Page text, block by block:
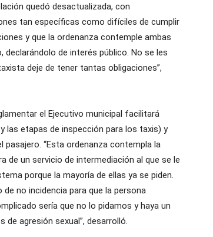
quedó desactualizada, con
tan específicas como difíciles de cumplir
y que la ordenanza contemple ambas
de interés público. No se les
deje de tener tantas obligaciones”,
el Ejecutivo municipal facilitará
las etapas de inspección para los taxis) y
pasajero. “Esta ordenanza contempla la
de un servicio de intermediación al que se le
porque la mayoría de ellas ya se piden.
no incidencia para que la persona
sería que no lo pidamos y haya un
agresión sexual”, desarrolló.